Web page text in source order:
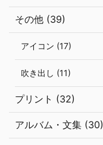
その他 (39)
アイコン (17)
吹き出し (11)
プリント (32)
アルバム・文集 (30)